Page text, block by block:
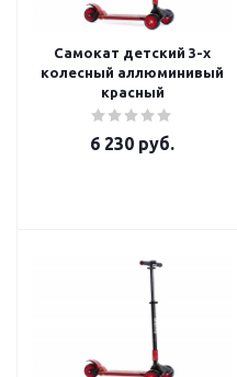
Самокат детский 3-х
колесный аллюминивый
красный
6 230 руб.